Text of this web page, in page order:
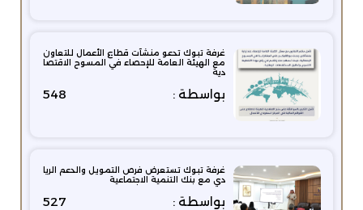
غرفة تبوك تدعو منشآت قطاع الأعمال للتعاون
مع الهيئة العامة للإحصاء في المسوح الاقتصا
دية
بواسطة : 548
غرفة تبوك تستعرض فرص التمويل والدعم الريا
دي مع بنك التنمية الاجتماعية
بواسطة : 527